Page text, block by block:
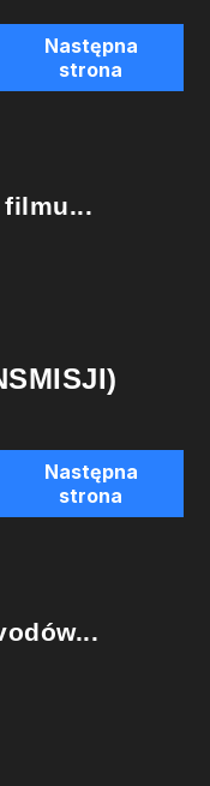
Następna
strona
filmu...
Następna
strona